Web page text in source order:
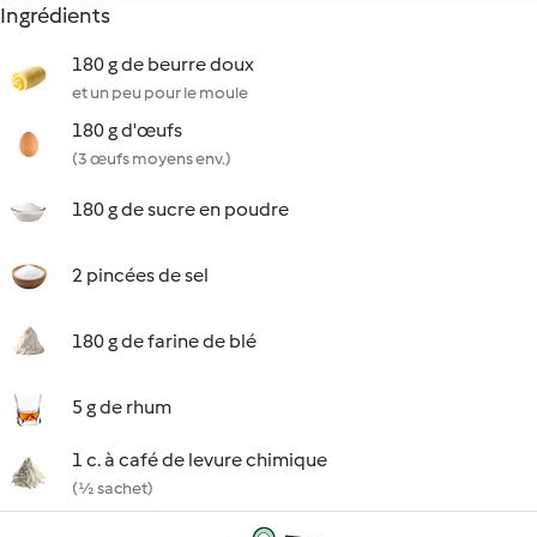
Ingrédients
180 g de beurre doux
et un peu pour le moule
180 g d'œufs
(3 œufs moyens env.)
180 g de sucre en poudre
2 pincées de sel
180 g de farine de blé
5 g de rhum
1 c. à café de levure chimique
(½ sachet)